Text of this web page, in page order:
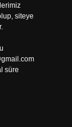
siteye
süre